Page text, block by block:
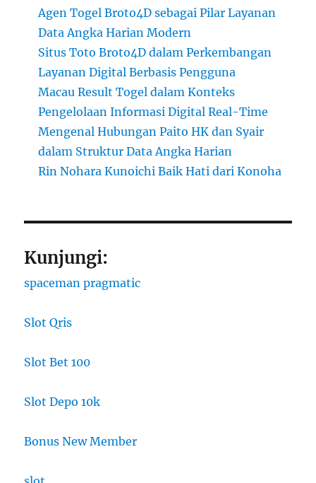
Agen Togel Broto4D sebagai Pilar Layanan
Data Angka Harian Modern
Situs Toto Broto4D dalam Perkembangan
Layanan Digital Berbasis Pengguna
Macau Result Togel dalam Konteks
Pengelolaan Informasi Digital Real-Time
Mengenal Hubungan Paito HK dan Syair
dalam Struktur Data Angka Harian
Rin Nohara Kunoichi Baik Hati dari Konoha
Kunjungi:
spaceman pragmatic
Slot Qris
Slot Bet 100
Slot Depo 10k
Bonus New Member